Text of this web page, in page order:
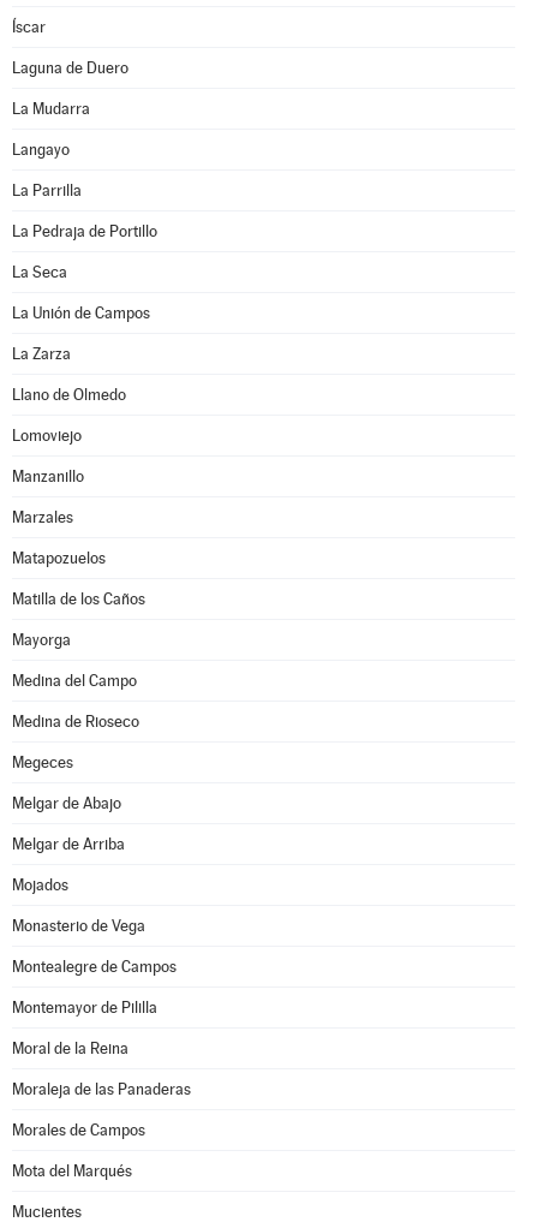
Íscar
Laguna de Duero
La Mudarra
Langayo
La Parrilla
La Pedraja de Portillo
La Seca
La Unión de Campos
La Zarza
Llano de Olmedo
Lomoviejo
Manzanillo
Marzales
Matapozuelos
Matilla de los Caños
Mayorga
Medina del Campo
Medina de Rioseco
Megeces
Melgar de Abajo
Melgar de Arriba
Mojados
Monasterio de Vega
Montealegre de Campos
Montemayor de Pililla
Moral de la Reina
Moraleja de las Panaderas
Morales de Campos
Mota del Marqués
Mucientes